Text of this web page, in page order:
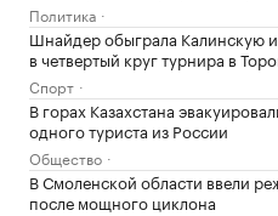
Политика
Шнайдер обыграла Калинскую
в четвертый круг турнира в
Спорт
В горах Казахстана
одного туриста из России
Общество
В Смоленской области ввели
после мощного циклона